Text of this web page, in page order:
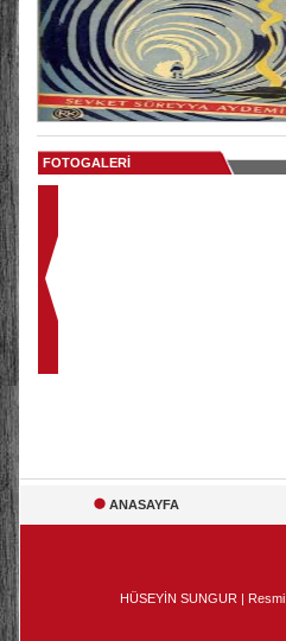
FOTOGALERİ
ANASAYFA
HÜSEYİN SUNGUR |